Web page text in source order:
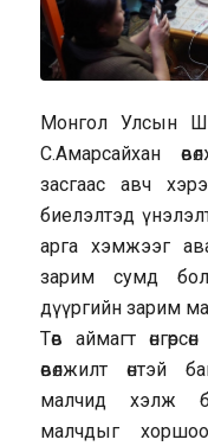
Монгол Улсын
С.Амарсайхан
засгаас авч
биелэлтэд
арга хэмжээг
зарим сумд
дүүргийн зарим
Төв аймагт
өвөлжилт өнтэй
малчид хэлж
малчдыг